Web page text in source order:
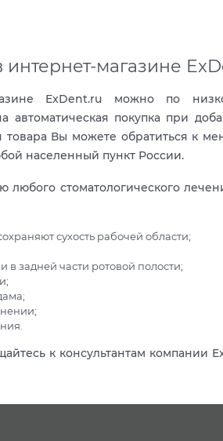
магазине
ExDent.ru можно по
автоматическая покупка при
Вы можете обратиться к
населенный пункт России.
стоматологического
сухость рабочей области;
в задней части ротовой полости;
к консультантам компании